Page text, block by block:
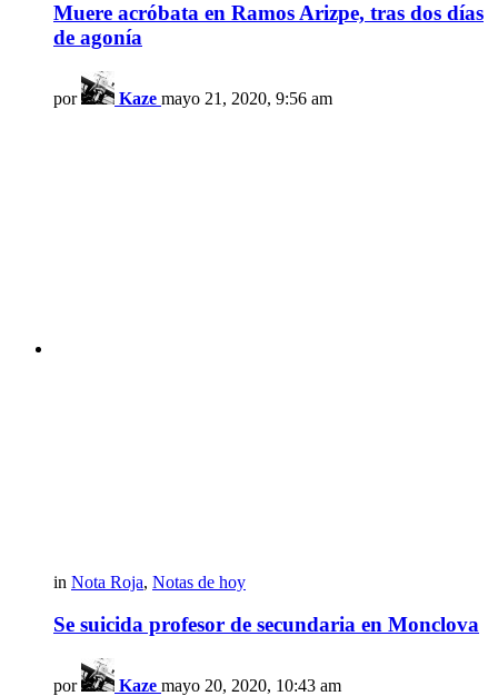
Muere acróbata en Ramos Arizpe, tras dos días
de agonía
por Kaze mayo 21, 2020, 9:56 am
in Nota Roja, Notas de hoy
Se suicida profesor de secundaria en Monclova
por Kaze mayo 20, 2020, 10:43 am